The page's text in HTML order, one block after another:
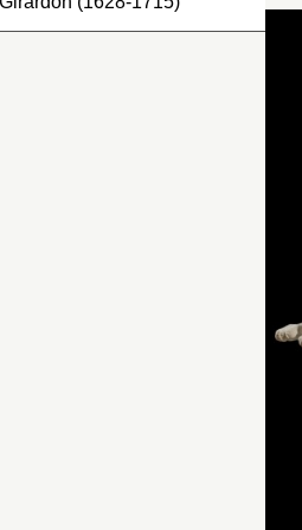
de 1722 : « Une
en pied, posant…